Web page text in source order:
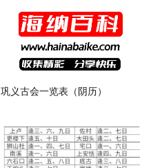
巩义古会一览表（阴历）